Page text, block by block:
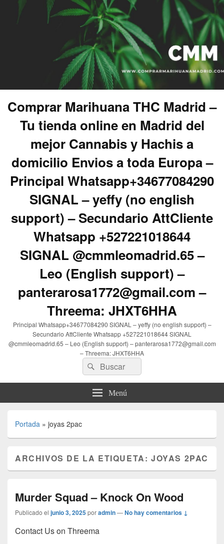
Comprar Marihuana THC Madrid –
Tu tienda online en Madrid del
mejor Cannabis y Hachis a
domicilio Envios a toda Europa –
Principal Whatsapp+34677084290
SIGNAL – yeffy (no english
support) – Secundario AttCliente
Whatsapp +527221018644
SIGNAL @cmmleomadrid.65 –
Leo (English support) –
panterarosa1772@gmail.com –
Threema: JHXT6HHA
Principal Whatsapp+34677084290 SIGNAL – yeffy (no english support) –
Secundario AttCliente Whatsapp +527221018644 SIGNAL
@cmmleomadrid.65 – Leo (English support) – panterarosa1772@gmail.com
– Threema: JHXT6HHA
Buscar
por:
Buscar
Menú
Portada » joyas 2pac
ARCHIVOS DE LA ETIQUETA:JOYAS 2PAC
Murder Squad – Knock On Wood
Publicado el junio 3, 2025poradmin—No hay comentarios ↓
Contact Us on Threema